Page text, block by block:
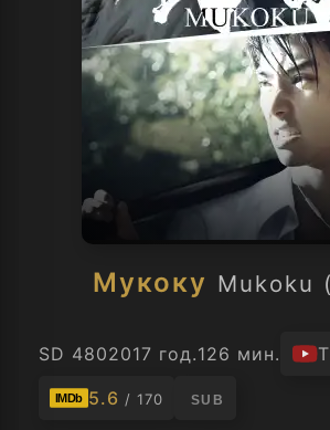
Мукоку Mukoku
SD 4802017 год.126 мин.
IMDb 5.6 / 170 SUB